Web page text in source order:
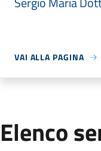
VAI ALLA PAGINA
Elenco